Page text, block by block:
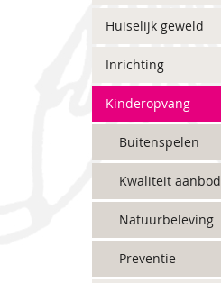
Huiselijk geweld
Inrichting
Kinderopvang
Buitenspelen
Kwaliteit aanbod
Natuurbeleving
Preventie